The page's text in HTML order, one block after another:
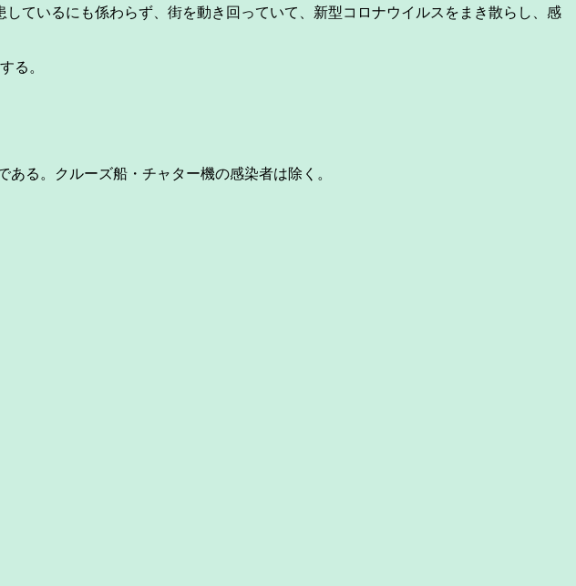
ているにも係わらず、街を動き回っていて、新型コロナウイルスをまき散らし、感
る。
る。クルーズ船・チャター機の感染者は除く。